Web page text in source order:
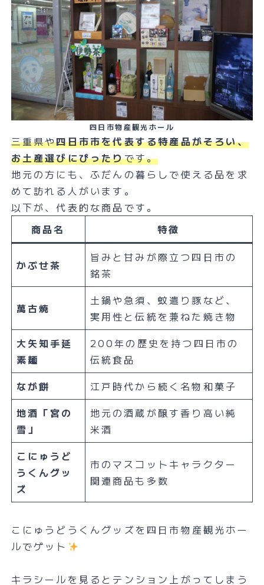
四日市物産観光ホール
三重県や四日市市を代表する特産品がそろい、
お土産選びにぴったりです。
地元の方にも、ふだんの暮らしで使える品を求
めて訪れる人がいます。
以下が、代表的な商品です。
商品名
特徴
かぶせ茶
旨みと甘みが際立つ四日市の
銘茶
萬古焼
土鍋や急須、蚊遣り豚など、
実用性と伝統を兼ねた焼き物
大矢知手延
素麺
200年の歴史を持つ四日市の
伝統食品
なが餅
江戸時代から続く名物和菓子
地酒「宮の
雪」
地元の酒蔵が醸す香り高い純
米酒
こにゅうど
うくんグッ
ズ
市のマスコットキャラクター
関連商品も多数
こにゅうどうくんグッズを四日市物産観光ホー
ルでゲット
キラシールを見るとテンション上がってしまう